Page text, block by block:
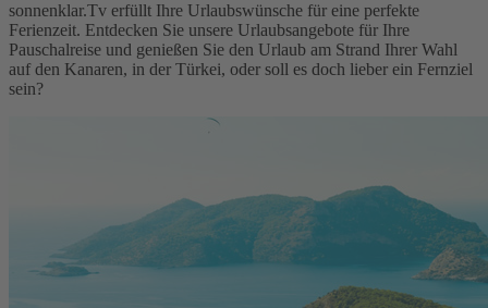
sonnenklar.Tv erfüllt Ihre Urlaubswünsche für eine perfekte
Ferienzeit. Entdecken Sie unsere Urlaubsangebote für Ihre
Pauschalreise und genießen Sie den Urlaub am Strand Ihrer Wahl
auf den Kanaren, in der Türkei, oder soll es doch lieber ein Fernziel
sein?